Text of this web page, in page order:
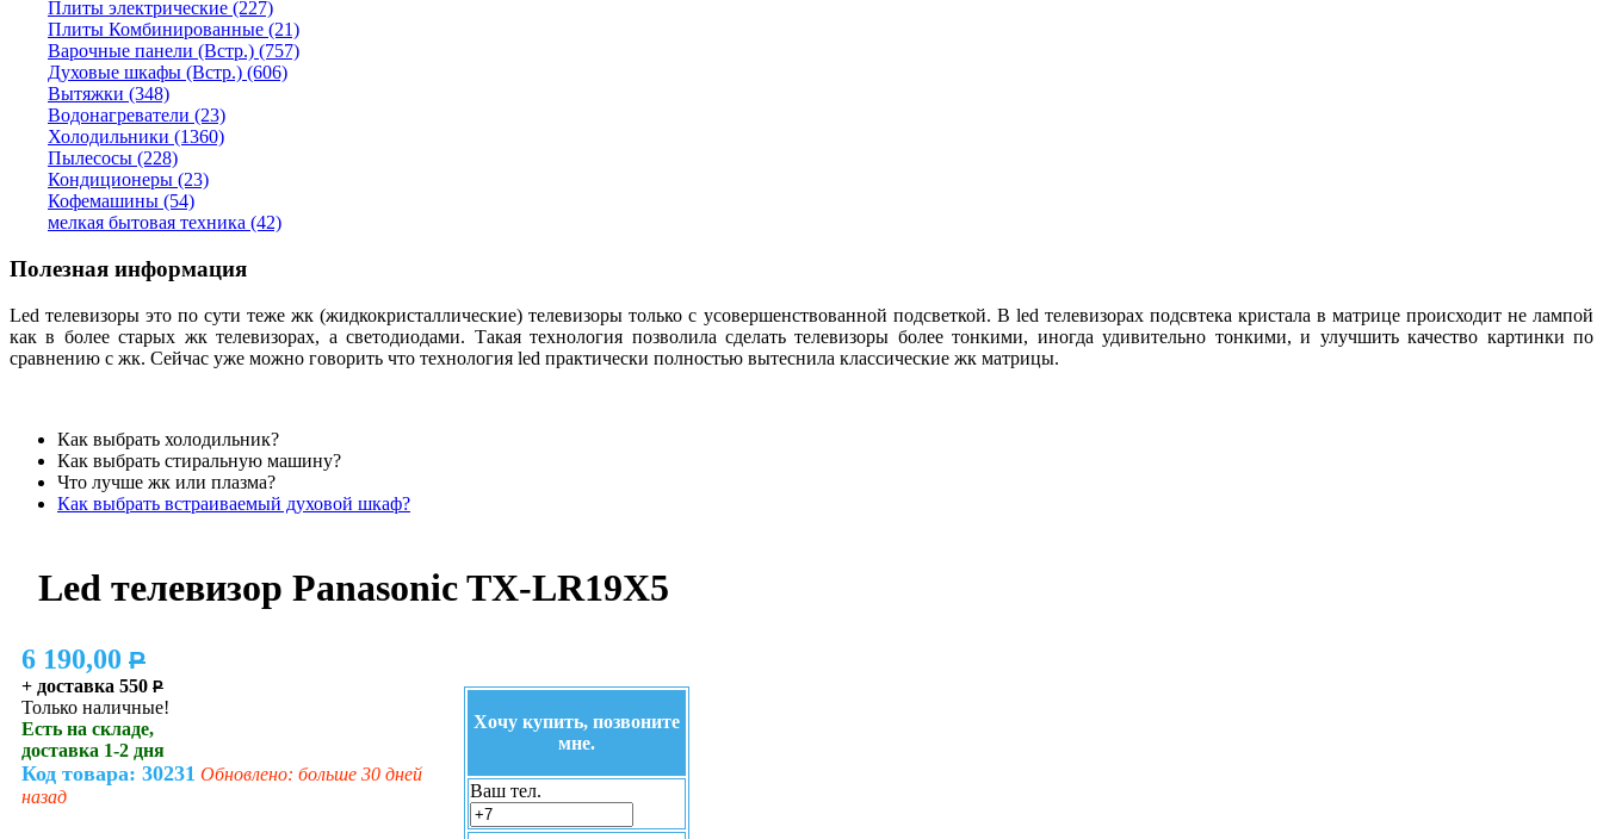
Плиты электрические (227)
Плиты Комбинированные (21)
Варочные панели (Встр.) (757)
Духовые шкафы (Встр.) (606)
Вытяжки (348)
Водонагреватели (23)
Холодильники (1360)
Пылесосы (228)
Кондиционеры (23)
Кофемашины (54)
мелкая бытовая техника (42)
Полезная информация
Led телевизоры это по сути теже жк (жидкокристаллические) телевизоры только с усовершенствованной подсветкой. В led телевизорах подсвтека кристала в матрице происходит не лампой
как в более старых жк телевизорах, а светодиодами. Такая технология позволила сделать телевизоры более тонкими, иногда удивительно тонкими, и улучшить качество картинки по
сравнению с жк. Сейчас уже можно говорить что технология led практически полностью вытеснила классические жк матрицы.
Как выбрать холодильник?
Как выбрать стиральную машину?
Что лучше жк или плазма?
Как выбрать встраиваемый духовой шкаф?
Led телевизор Panasonic TX-LR19X5
6 190,00 P
+ доставка 550 P
Только наличные!
Есть на складе,
доставка 1-2 дня
Код товара: 30231 Обновлено: больше 30 дней
назад
Хочу купить, позвоните
мне.
Ваш тел.